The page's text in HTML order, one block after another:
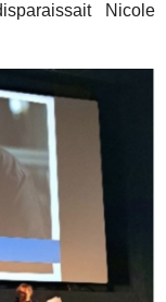
Nicole